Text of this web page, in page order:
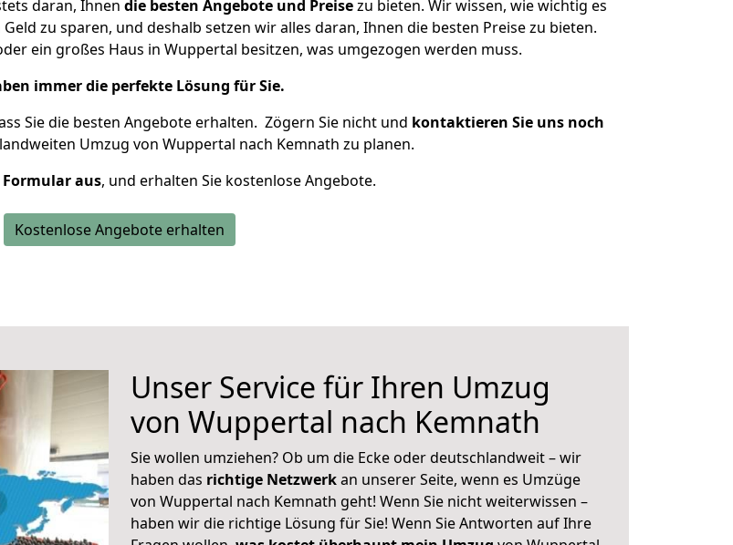
daran, Ihnen die besten Angebote und Preisezu bieten. Wir wissen, wie wichtig es
zu sparen, und deshalb setzen wir alles daran, Ihnen die besten Preise zu bieten.
ein großes Haus in Wuppertal besitzen, was umgezogen werden muss.
immer die perfekte Lösung für Sie.
Sie die besten Angebote erhalten. Zögern Sie nicht und kontaktieren Sie uns noch
Umzug von Wuppertal nach Kemnath zu planen.
Formular aus, und erhalten Sie kostenlose Angebote.
Kostenlose Angebote erhalten
Unser Service für Ihren Umzug
von Wuppertal nach Kemnath
Sie wollen umziehen? Ob um die Ecke oder deutschlandweit – wir
haben das richtige Netzwerkan unserer Seite, wenn es Umzüge
von Wuppertal nach Kemnath geht! Wenn Sie nicht weiterwissen –
haben wir die richtige Lösung für Sie! Wenn Sie Antworten auf Ihre